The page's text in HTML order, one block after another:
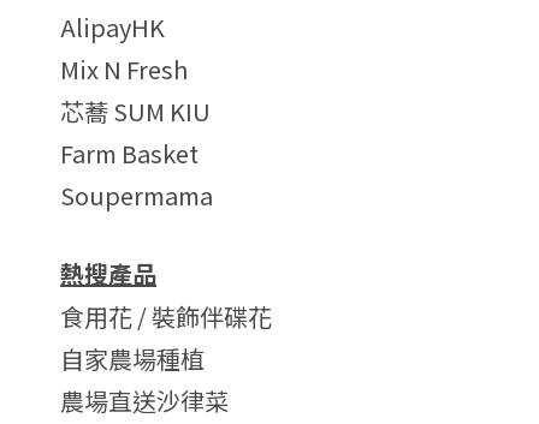
AlipayHK
Mix N Fresh
芯蕎 SUM KIU
Farm Basket
Soupermama
熱搜產品
食用花 / 裝飾伴碟花
自家農場種植
農場直送沙律菜